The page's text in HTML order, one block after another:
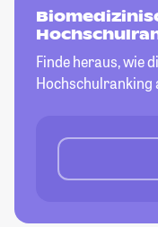
Finde heraus, wie
Hochschulranking